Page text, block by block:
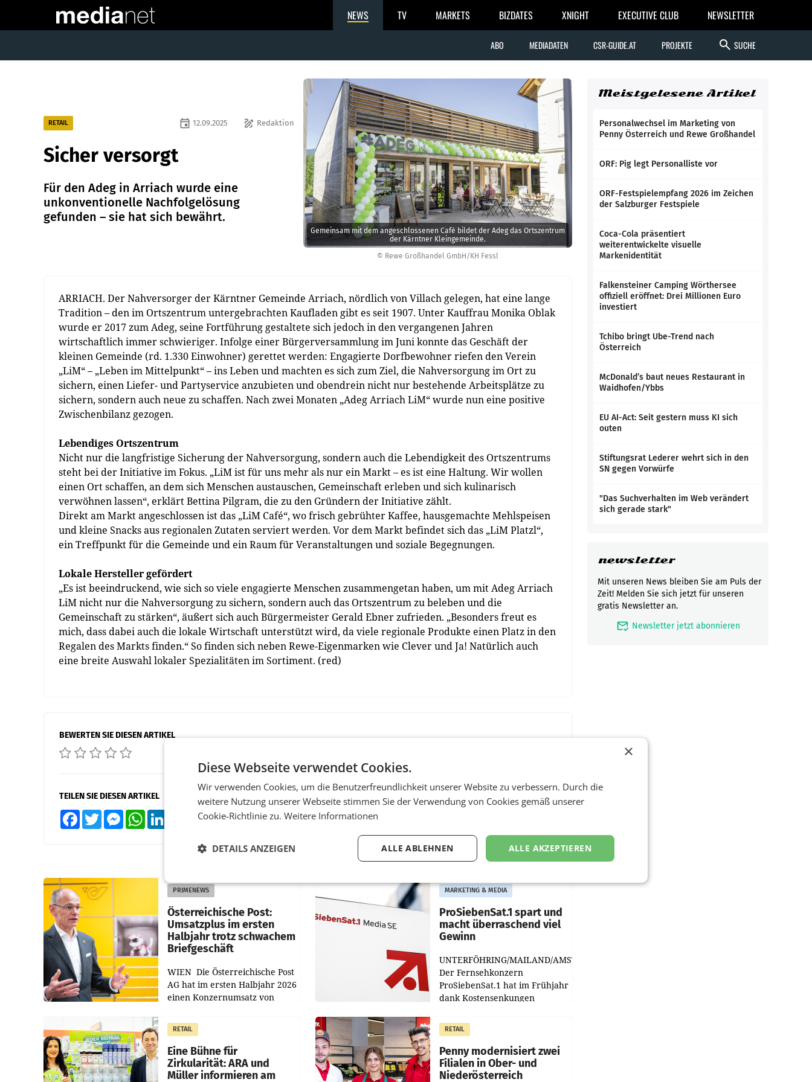
NEWS TV MARKETS BIZDATES XNIGHT EXECUTIVE CLUB NEWSLETTER
ABO MEDIADATEN CSR-GUIDE.AT PROJEKTE search SUCHE
© Rewe Großhandel GmbH/KH Fessl
Gemeinsam mit dem angeschlossenen Café bildet der Adeg das Ortszentrum
der Kärntner Kleingemeinde.
RETAIL draw Redaktion
event 12.09.2025
Sicher versorgt
Für den Adeg in Arriach wurde eine
unkonventionelle Nachfolgelösung
gefunden – sie hat sich bewährt.
ARRIACH. Der Nahversorger der Kärntner Gemeinde Arriach, nördlich von Villach gelegen, hat eine lange
Tradition – den im Ortszentrum untergebrachten Kaufladen gibt es seit 1907. Unter Kauffrau Monika Oblak
wurde er 2017 zum Adeg, seine Fortführung gestaltete sich jedoch in den vergangenen Jahren
wirtschaftlich immer schwieriger. Infolge einer Bürgerversammlung im Juni konnte das Geschäft der
kleinen Gemeinde (rd. 1.330 Einwohner) gerettet werden: Engagierte Dorfbewohner riefen den Verein
„LiM“ – „Leben im Mittelpunkt“ – ins Leben und machten es sich zum Ziel, die Nahversorgung im Ort zu
sichern, einen Liefer- und Partyservice anzubieten und obendrein nicht nur bestehende Arbeitsplätze zu
sichern, sondern auch neue zu schaffen. Nach zwei Monaten „Adeg Arriach LiM“ wurde nun eine positive
Zwischenbilanz gezogen.
Lebendiges Ortszentrum
Nicht nur die langfristige Sicherung der Nahversorgung, sondern auch die Lebendigkeit des Ortszentrums
steht bei der Initiative im Fokus. „LiM ist für uns mehr als nur ein Markt – es ist eine Haltung. Wir wollen
einen Ort schaffen, an dem sich Menschen austauschen, Gemeinschaft erleben und sich kulinarisch
verwöhnen lassen“, erklärt Bettina Pilgram, die zu den Gründern der Initiative zählt.
Direkt am Markt angeschlossen ist das „LiM Café“, wo frisch gebrühter Kaffee, hausgemachte Mehlspeisen
und kleine Snacks aus regionalen Zutaten serviert werden. Vor dem Markt befindet sich das „LiM Platzl“,
ein Treffpunkt für die Gemeinde und ein Raum für Veranstaltungen und soziale Begegnungen.
Lokale Hersteller gefördert
„Es ist beeindruckend, wie sich so viele engagierte Menschen zusammengetan haben, um mit Adeg Arriach
LiM nicht nur die Nahversorgung zu sichern, sondern auch das Ortszentrum zu beleben und die
Gemeinschaft zu stärken“, äußert sich auch Bürgermeister Gerald Ebner zufrieden. „Besonders freut es
mich, dass dabei auch die lokale Wirtschaft unterstützt wird, da viele regionale Produkte einen Platz in den
Regalen des Markts finden.“ So finden sich neben Rewe-Eigenmarken wie Clever und Ja! Natürlich auch
eine breite Auswahl lokaler Spezialitäten im Sortiment. (red)
BEWERTEN SIE DIESEN ARTIKEL
TEILEN SIE DIESEN ARTIKEL
FacebookTwitter MessengerWhatsApp XING Teilen
PRIMENEWS
Österreichische Post:
Umsatzplus im ersten
Halbjahr trotz schwachem
Briefgeschäft
WIEN Die Österreichische Post
AG hat im ersten Halbjahr 2026
einen Konzernumsatz von
erwirtschaftet, was einem Plus
von 3,8 Prozent gegenüber
dem Vergleichszeitraum
MARKETING & MEDIA
ProSiebenSat.1 spart und
macht überraschend viel
Gewinn
UNTERFÖHRING/MAILAND/AMSTERDAM.
Der Fernsehkonzern
ProSiebenSat.1 hat im Frühjahr
dank Kostensenkungen
gemacht und die
Markterwartung deutlich
übertroffen.
RETAIL
Eine Bühne für
Zirkularität: ARA und
Müller informieren am
RETAIL
Penny modernisiert zwei
Filialen in Ober- und
Niederösterreich
Meistgelesene Artikel
Personalwechsel im Marketing von
Penny Österreich und Rewe Großhandel
ORF: Pig legt Personalliste vor
ORF-Festspielempfang 2026 im Zeichen
der Salzburger Festspiele
Coca-Cola präsentiert
weiterentwickelte visuelle
Markenidentität
Falkensteiner Camping Wörthersee
offiziell eröffnet: Drei Millionen Euro
investiert
Tchibo bringt Ube-Trend nach
Österreich
McDonald’s baut neues Restaurant in
Waidhofen/Ybbs
EU AI-Act: Seit gestern muss KI sich
outen
Stiftungsrat Lederer wehrt sich in den
SN gegen Vorwürfe
"Das Suchverhalten im Web verändert
sich gerade stark"
newsletter
Mit unseren News bleiben Sie am Puls der
Zeit! Melden Sie sich jetzt für unseren
gratis Newsletter an.
mark_email_read Newsletter jetzt abonnieren
×
Diese Webseite verwendet Cookies.
Wir verwenden Cookies, um die Benutzerfreundlichkeit unserer Website zu verbessern. Durch die
weitere Nutzung unserer Webseite stimmen Sie der Verwendung von Cookies gemäß unserer
Cookie-Richtlinie zu. Weitere Informationen
ALLE AKZEPTIEREN
ALLE ABLEHNEN
DETAILS ANZEIGEN